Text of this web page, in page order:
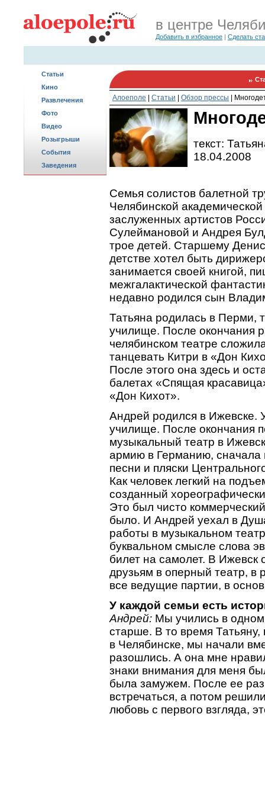
в центре
Добавить в избранное | Сделать
Статьи
Кино
Развлечения
Фото
Видео
Розыгрыши
События
Заведения
Алоеполе Статьи Обзор прессы
текст:
18.04.2008
Семья солистов балетной
Челябинской
заслуженных артистов
Сулеймановой и Андрея
трое детей. Старшему
детстве хотел быть
занимается своей книгой,
межгалактической
недавно родился сын
Татьяна родилась в Перми,
училище. После окончания
челябинском театре
танцевать Китри в «Дон
После этого она здесь и
балетах «Спящая
«Дон Кихот».
Андрей родился в Ижевске.
училище. После окончания
музыкальный театр в
армию в Германию, сначала
песни и пляски
Как человек легкий на
созданный
Это был чисто коммерческий
было. И Андрей уехал в
работы в музыкальном
буквальном смысле слова
билет на самолет. В Ижевск
друзьям в оперный театр, в
все ведущие партии, в
У каждой семьи есть
Андрей: Мы учились в
старше. В то время
в Челябинске, мы начали
разошлись. А она мне
знаки внимания для меня
была замужем. После ее
встречаться, а потом
любовь с первого взгляда,